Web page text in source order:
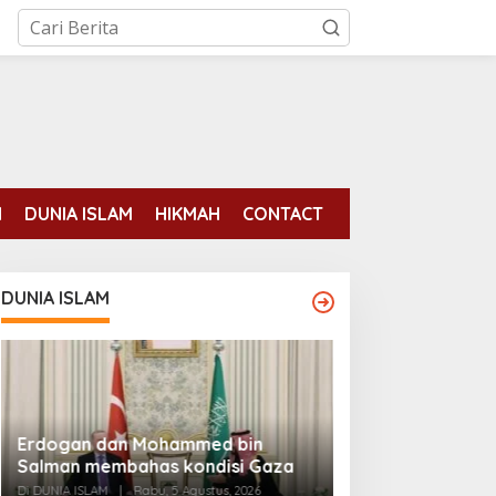
DUNIA ISLAM HIKMAH CONTACT
DUNIA ISLAM
Erdogan dan Mohammed bin
Salman membahas kondisi Gaza
Di DUNIA ISLAM Rabu, 5 Agustus, 2026